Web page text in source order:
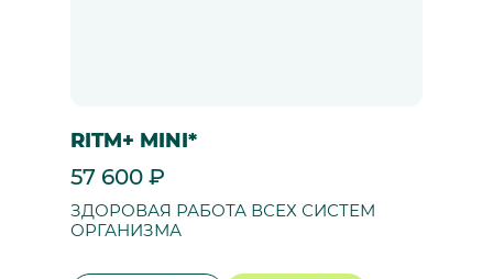
RITM+ MINI*
57 600 ₽
ЗДОРОВАЯ РАБОТА ВСЕХ СИСТЕМ
ОРГАНИЗМА